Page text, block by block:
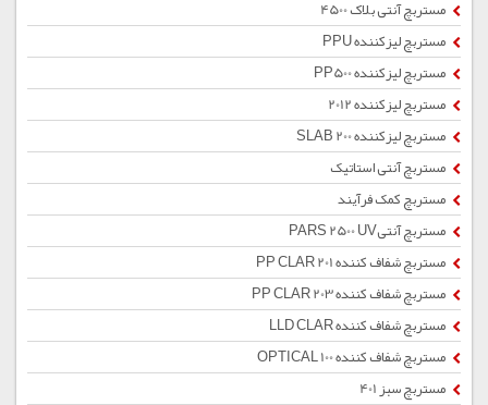
مستربچ آنتی بلاک 4500
مستربچ لیزکننده PPU
مستربچ لیزکننده PP500
مستربچ لیزکننده 2012
مستربچ لیزکننده SLAB 200
مستربچ آنتی استاتیک
مستربچ کمک فرآیند
مستربچ آنتیPARS 2500 UV
مستربچ شفاف کننده PP CLAR 201
مستربچ شفاف کننده PP CLAR 203
مستربچ شفاف کننده LLD CLAR
مستربچ شفاف کننده OPTICAL 100
مستربچ سبز 401